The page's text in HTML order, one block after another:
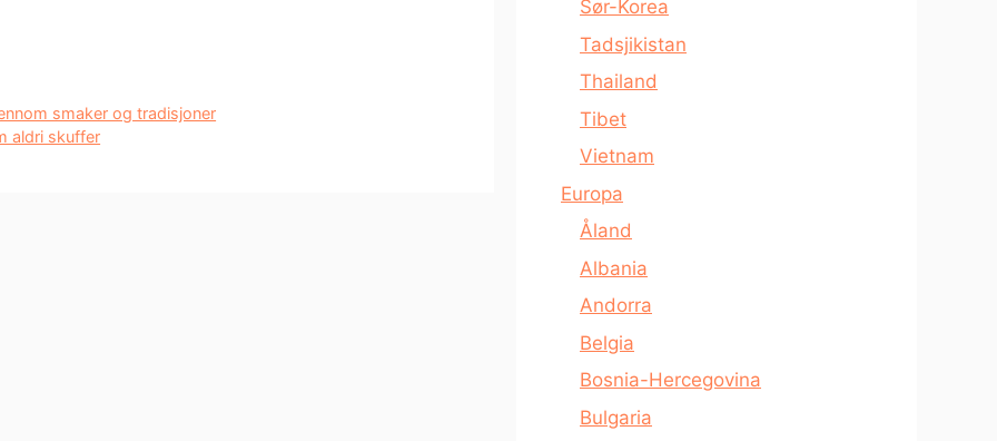
smaker og tradisjoner
aldri skuffer
Sør-Korea
Tadsjikistan
Thailand
Tibet
Vietnam
Europa
Åland
Albania
Andorra
Belgia
Bosnia-Hercegovina
Bulgaria